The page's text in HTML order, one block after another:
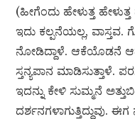
(ಹೀಗೆಂದು ಹೇಳುತ್ತ
ಇದು ಕಲ್ಪನೆಯಲ್ಲ, ವಾಸ್ತವ.
ನೋಡಿದ್ದಾಳೆ. ಆಕೆಯೊಡನೆ
ಸ್ತನ್ಯಪಾನ ಮಾಡಿಸುತ್ತಾಳೆ.
ಇದನ್ನು ಕೇಳಿ ಸುಮ್ಮನೆ
ದರ್ಶನಗಳಾಗುತ್ತಿದ್ದುವು.